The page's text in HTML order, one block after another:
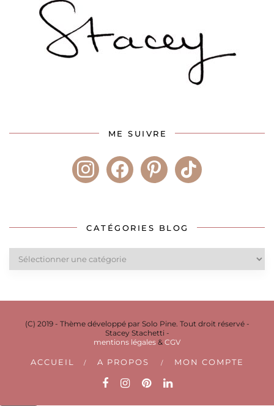
ME SUIVRE
instagramfacebookpinteresttiktok
CATÉGORIES BLOG
blog
(C) 2019 - Thème développé par Solo Pine. Tout droit réservé -
Stacey Stachetti -
mentions légales & CGV
ACCUEIL A PROPOS MON COMPTE